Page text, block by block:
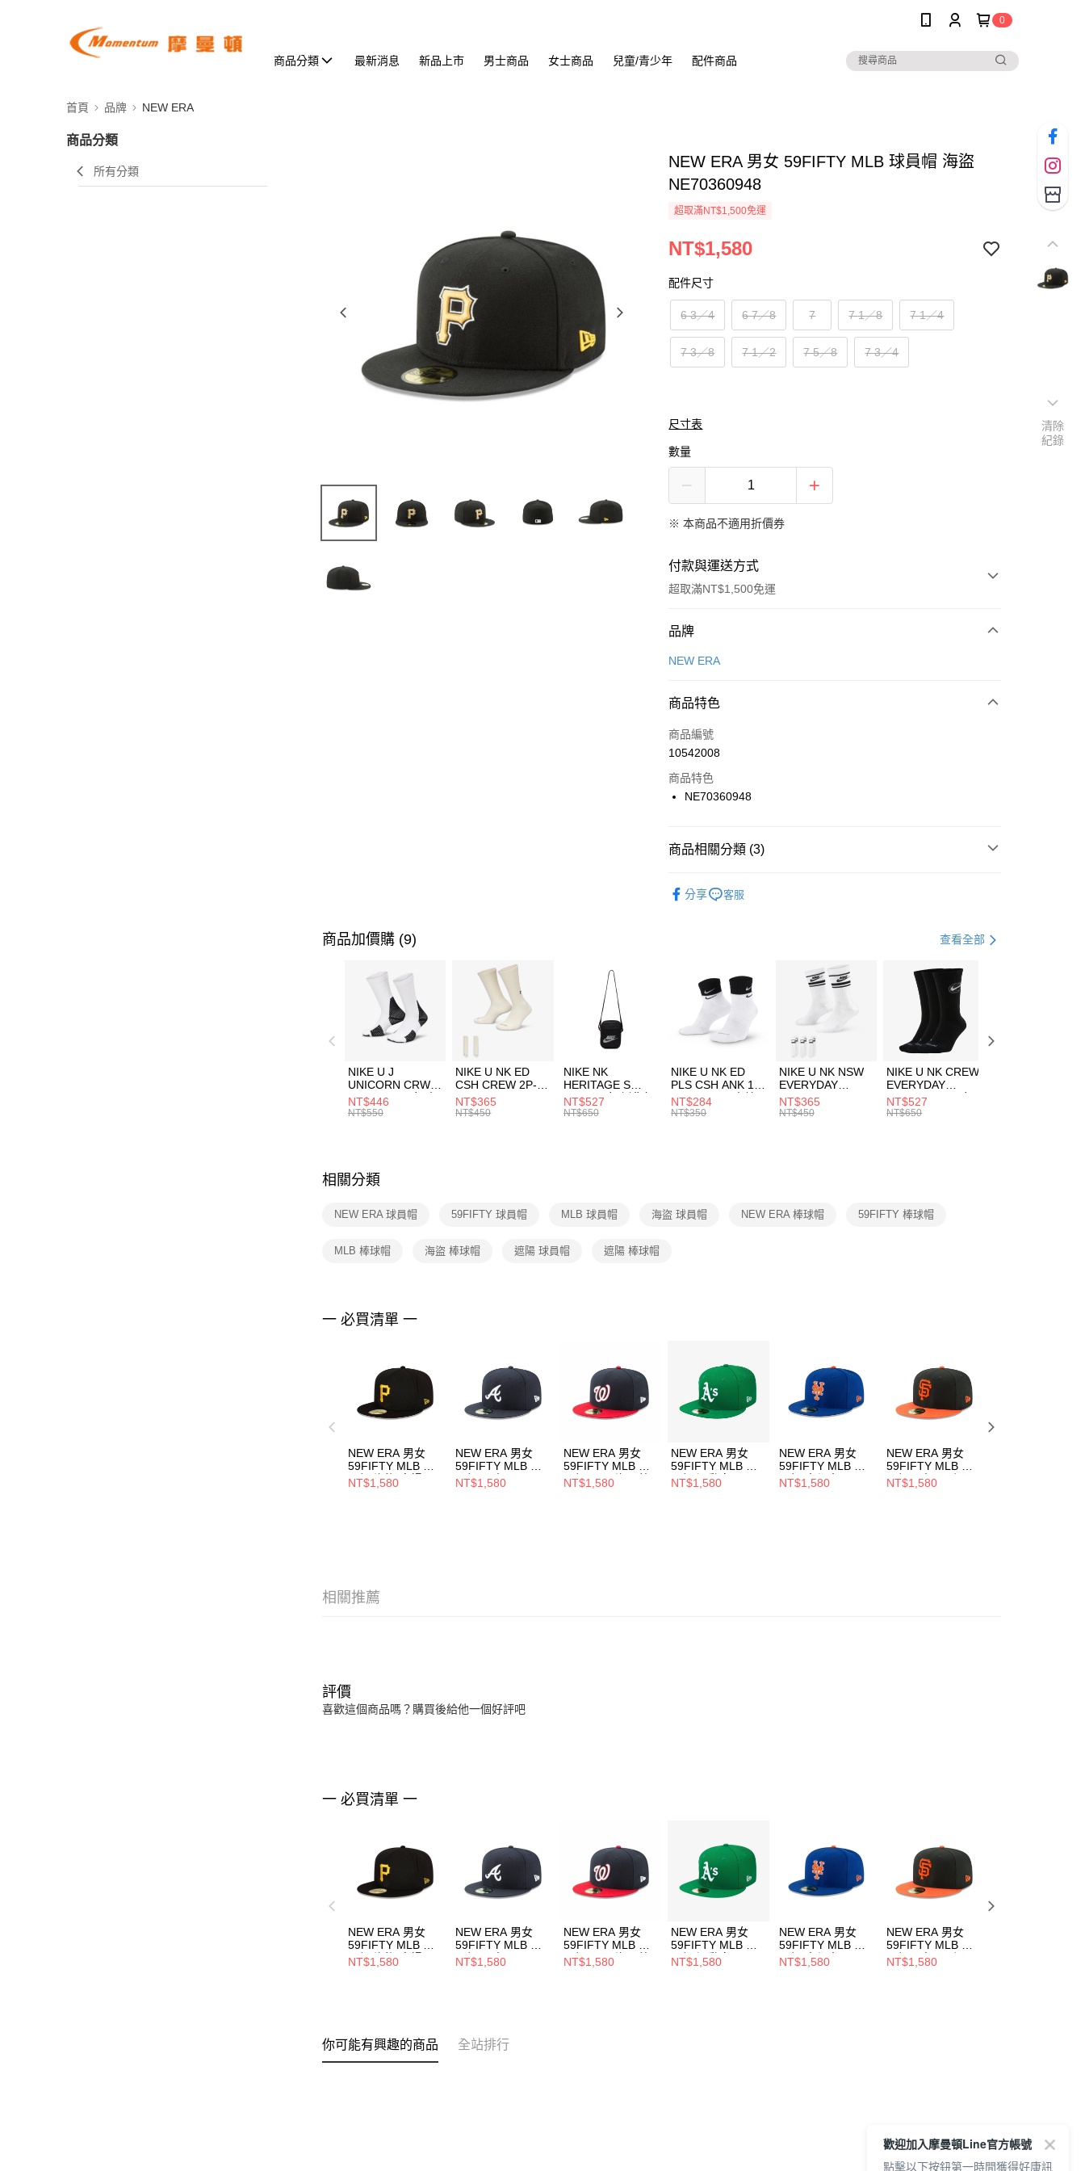
0
商品分類 最新消息 新品上市 男士商品 女士商品 兒童/青少年 配件商品
首頁 品牌 NEW ERA
商品分類
所有分類
NEW ERA 男女 59FIFTY MLB 球員帽 海盜
NE70360948
超取滿NT$1,500免運
NT$1,580
配件尺寸
6 3／4 6 7／8 7 7 1／8 7 1／4
7 3／8 7 1／2 7 5／8 7 3／4
尺寸表
數量
※ 本商品不適用折價券
付款與運送方式
超取滿NT$1,500免運
付款方式
信用卡一次付款
合作金庫商業銀行
華南商業銀行
上海商業儲蓄銀行
國泰世華商業銀行
聯邦商業銀行
台新國際商業銀行
LINE Pay
Apple Pay
【關於「AFTEE先享後付」】
３．安心：先確認商品／服務後，再付款。
【「AFTEE先享後付」結帳流程】
１．於結帳方式選擇「AFTEE先享後付」後，將跳轉至「AFTEE先享後
付」結帳頁面，進行簡訊認證並確認金額後，即可完成結帳。
２．訂單成立數日內，您將收到繳費通知簡訊。
３．收到繳費通知簡訊後14天內，點擊此簡訊中的連結，可透過四大超商
／ATM／網路銀行／等多元方式進行付款，方視為交易完成。
※ 請注意：結帳手續完成當下不需立刻繳費，但若您需要取消訂單，請聯
絡購買商品的店家。未經商家同意取消之訂單仍視為有效，需透過AFTEE
先享後付繳納相關費用。
交易，需依本服務之必要範圍內提供個人資料，並將交易相關給付款項請
５．嚴禁一人註冊多個帳號或使用他人資訊註冊。若發現惡意使用之情
形，恩沛科技股份有限公司將有權停止該用戶之使用額度並採取法律行
每筆NT$100，滿NT$1,500(含以上)免運費
每筆NT$100，滿NT$1,500(含以上)免運費
付款後門市自取
每筆NT$100，滿NT$1,500(含以上)免運費
品牌
NEW ERA
商品特色
商品編號
10542008
商品特色
NE70360948
商品相關分類 (3)
分享 客服
商品加價購 (9) 查看全部
NIKE U J
UNICORN CRW
1PR -160 男女 中
統襪 FZ3393100
NT$446
NT$550
NIKE U NK ED
CSH CREW 2P-
144 EMBRDY 男
女 短統襪
NT$365
NT$450
NIKE NK
HERITAGE S
SMIT 男女 側背包
BA5871010
NT$527
NT$650
NIKE U NK ED
PLS CSH ANK 1P
144 DBL 男 中統
襪 DH4058104
NT$284
NT$350
NIKE U NK NSW
EVERYDAY
ESSENTIAL CR
男女 短統襪
NT$365
NT$450
NIKE U NK CREW
EVERYDAY
BBALL 3PR 男女
長統襪
NT$527
NT$650
相關分類
NEW ERA 球員帽 59FIFTY 球員帽 MLB 球員帽 海盜 球員帽 NEW ERA 棒球帽 59FIFTY 棒球帽
MLB 棒球帽 海盜 棒球帽 遮陽 球員帽 遮陽 棒球帽
一 必買清單 一
NEW ERA 男女
59FIFTY MLB 球
員帽 海盜 客場
NE70360944
NT$1,580
NEW ERA 男女
59FIFTY MLB 球
員帽 勇士
NE70361058
NT$1,580
NEW ERA 男女
59FIFTY MLB 球
員帽 國民 海軍藍/
紅 NE70360962
NT$1,580
NEW ERA 男女
59FIFTY MLB 球
員帽 運動家
NE70376388
NT$1,580
NEW ERA 男女
59FIFTY MLB 球
員帽 大都會
NE70340967
NT$1,580
NEW ERA 男女
59FIFTY MLB 球
員帽巨人 黑/ 橘
NE70360951
NT$1,580
相關推薦
評價
喜歡這個商品嗎？購買後給他一個好評吧
一 必買清單 一
NEW ERA 男女
59FIFTY MLB 球
員帽 海盜 客場
NE70360944
NT$1,580
NEW ERA 男女
59FIFTY MLB 球
員帽 勇士
NE70361058
NT$1,580
NEW ERA 男女
59FIFTY MLB 球
員帽 國民 海軍藍/
紅 NE70360962
NT$1,580
NEW ERA 男女
59FIFTY MLB 球
員帽 運動家
NE70376388
NT$1,580
NEW ERA 男女
59FIFTY MLB 球
員帽 大都會
NE70340967
NT$1,580
NEW ERA 男女
59FIFTY MLB 球
員帽巨人 黑/ 橘
NE70360951
NT$1,580
你可能有興趣的商品 全站排行
清除
紀錄
歡迎加入摩曼頓Line官方帳號
點擊以下按鈕第一時間獲得好康訊